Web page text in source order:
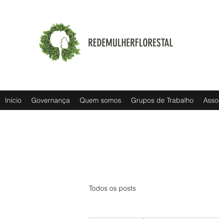
REDEMULHERFLORESTAL
Início Governança Quem somos Grupos de Trabalho
Todos os posts